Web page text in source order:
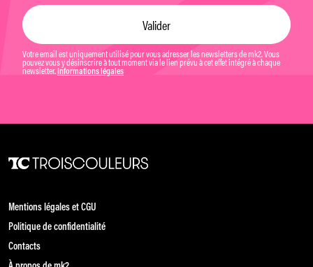
Votre email est uniquement utilisé pour vous adresser les newsletters de mk2. Vous
pouvez vous y désinscrire à tout moment via le lien prévu à cet effet intégré à chaque
newsletter. Informations légales
Mentions légales et CGU
Politique de confidentialité
Contacts